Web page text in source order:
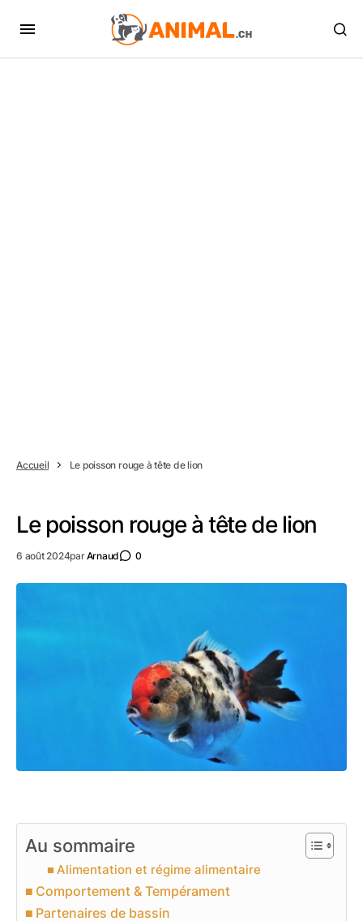
Accueil Le poisson rouge à tête de lion
Le poisson rouge à tête de lion
6 août 2024parArnaud 0
Au sommaire
Alimentation et régime alimentaire
Comportement & Tempérament
Partenaires de bassin